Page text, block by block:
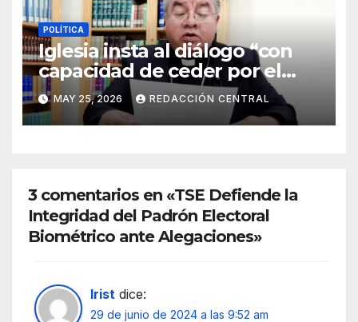
POLÍTICA
Iglesia insta al diálogo “con
capacidad de ceder por el
bien del país” y reitera su
disposición de mediador
MAY 25, 2026 REDACCIÓN CENTRAL
3 comentarios en «TSE Defiende la
Integridad del Padrón Electoral
Biométrico ante Alegaciones»
Irist dice:
29 de junio de 2024 a las 9:52 am